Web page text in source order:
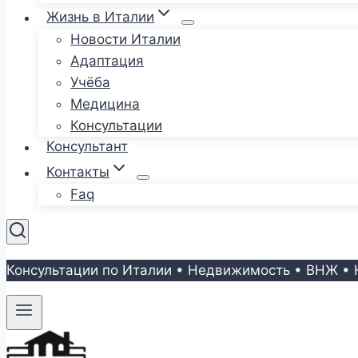
Жизнь в Италии
Новости Италии
Адаптация
Учёба
Медицина
Консультации
Консультант
Контакты
Faq
Консультации по Италии • Недвижимость • ВНЖ •